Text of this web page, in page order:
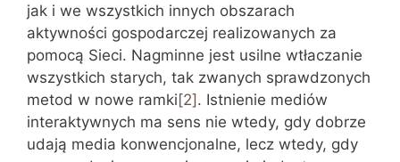
jak i we wszystkich innych obszarach
aktywności gospodarczej realizowanych za
pomocą Sieci. Nagminne jest usilne wtłaczanie
wszystkich starych, tak zwanych sprawdzonych
metod w nowe ramki[2]. Istnienie mediów
interaktywnych ma sens nie wtedy, gdy dobrze
udają media konwencjonalne, lecz wtedy, gdy